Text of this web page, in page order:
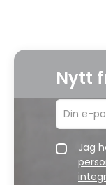
Nytt
Jag